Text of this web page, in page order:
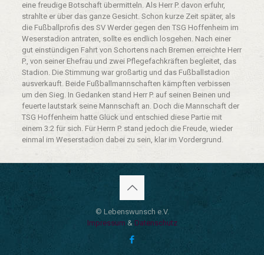
eine freudige Botschaft übermitteln. Als Herr P. davon erfuhr,
strahlte er über das ganze Gesicht. Schon kurze Zeit später, als
die Fußballprofis des SV Werder gegen den TSG Hoffenheim im
Weserstadion antraten, sollte es endlich losgehen. Nach einer
gut einstündigen Fahrt von Schortens nach Bremen erreichte Herr
P., von seiner Ehefrau und zwei Pflegefachkräften begleitet, das
Stadion. Die Stimmung war großartig und das Fußballstadion
ausverkauft. Beide Fußballmannschaften kämpften verbissen
um den Sieg. In Gedanken stand Herr P. auf seinen Beinen und
feuerte lautstark seine Mannschaft an. Doch die Mannschaft der
TSG Hoffenheim hatte Glück und entschied diese Partie mit
einem 3:2 für sich. Für Herrn P. stand jedoch die Freude, wieder
einmal im Weserstadion dabei zu sein, klar im Vordergrund.
© Lebenswunsch e.V.
Impressum & Datenschutz